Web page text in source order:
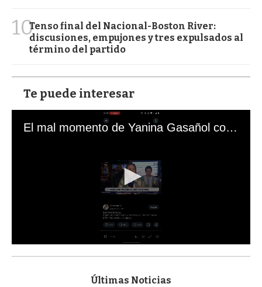
10Tenso final del Nacional-Boston River:
discusiones, empujones y tres expulsados al
término del partido
Te puede interesar
El mal momento de Yanina Gasañol con un hincha argentino en "Subrayado"
s
Últimas Noticias